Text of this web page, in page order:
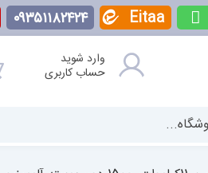
۰۹۳۵۱۱۸۲۴۲۴ Eitaa
وارد شوید
حساب کاربری